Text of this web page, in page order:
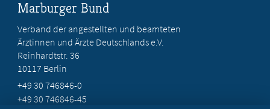
Marburger Bund
Verband der angestellten und beamteten
Ärztinnen und Ärzte Deutschlands e.V.
Reinhardtstr. 36
10117 Berlin
+49 30 746846-0
+49 30 746846-45